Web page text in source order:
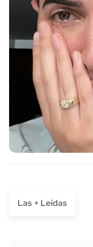
Las + Leídas